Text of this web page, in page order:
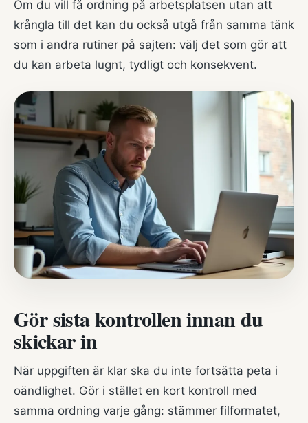
Om du vill få ordning på arbetsplatsen utan att
krångla till det kan du också utgå från samma tänk
som i andra rutiner på sajten: välj det som gör att
du kan arbeta lugnt, tydligt och konsekvent.
Gör sista kontrollen innan du
skickar in
När uppgiften är klar ska du inte fortsätta peta i
oändlighet. Gör i stället en kort kontroll med
samma ordning varje gång: stämmer filformatet,